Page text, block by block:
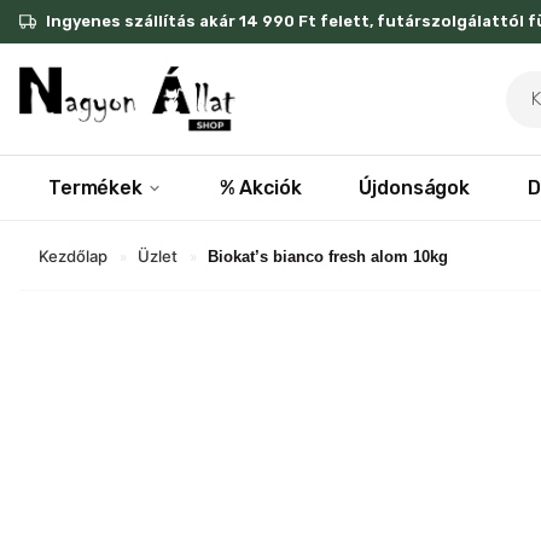
Skip
to
content
Ingyenes szállítás akár 14 990 Ft felett, futárszolgálattól
Termékek % Akciók Újdonságok
Kezdőlap Üzlet Biokat’s bianco fresh alom 10kg